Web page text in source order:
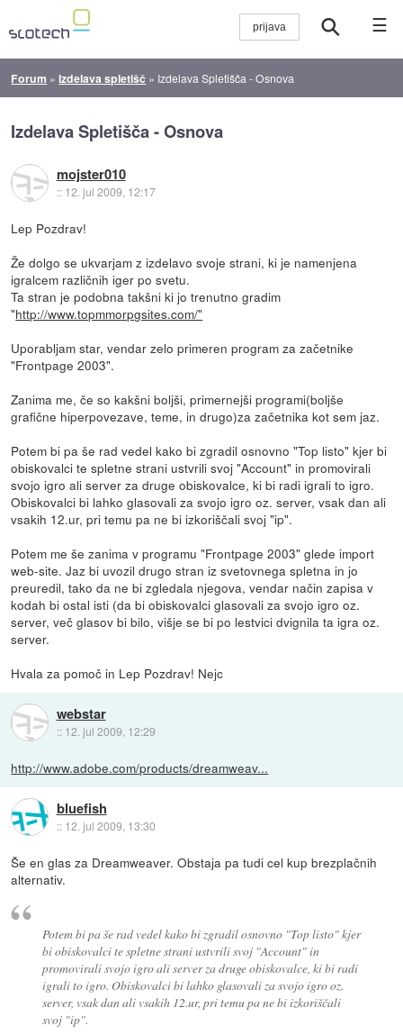
☰
Forum »Izdelava spletišč » Izdelava Spletišča - Osnova
Izdelava Spletišča - Osnova
mojster010
:: 12. jul 2009, 12:17
Lep Pozdrav!
Že dolgo se ukvarjam z izdelavo svoje strani, ki je namenjena
igralcem različnih iger po svetu.
Ta stran je podobna takšni ki jo trenutno gradim
"http://www.topmmorpgsites.com/"
Uporabljam star, vendar zelo primeren program za začetnike
"Frontpage 2003".
Zanima me, če so kakšni boljši, primernejši programi(boljše
grafične hiperpovezave, teme, in drugo)za začetnika kot sem jaz.
Potem bi pa še rad vedel kako bi zgradil osnovno "Top listo" kjer bi
obiskovalci te spletne strani ustvrili svoj "Account" in promovirali
svojo igro ali server za druge obiskovalce, ki bi radi igrali to igro.
Obiskovalci bi lahko glasovali za svojo igro oz. server, vsak dan ali
vsakih 12.ur, pri temu pa ne bi izkoriščali svoj "ip".
Potem me še zanima v programu "Frontpage 2003" glede import
web-site. Jaz bi uvozil drugo stran iz svetovnega spletna in jo
preuredil, tako da ne bi zgledala njegova, vendar način zapisa v
kodah bi ostal isti (da bi obiskovalci glasovali za svojo igro oz.
server, več glasov bi bilo, višje se bi po lestvici dvignila ta igra oz.
server.
Hvala za pomoč in Lep Pozdrav! Nejc
webstar
:: 12. jul 2009, 12:29
http://www.adobe.com/products/dreamweav...
bluefish
:: 12. jul 2009, 13:30
Še en glas za Dreamweaver. Obstaja pa tudi cel kup brezplačnih
alternativ.
Potem bi pa še rad vedel kako bi zgradil osnovno "Top listo" kjer
bi obiskovalci te spletne strani ustvrili svoj "Account" in
promovirali svojo igro ali server za druge obiskovalce, ki bi radi
igrali to igro. Obiskovalci bi lahko glasovali za svojo igro oz.
server, vsak dan ali vsakih 12.ur, pri temu pa ne bi izkoriščali
svoj "ip".